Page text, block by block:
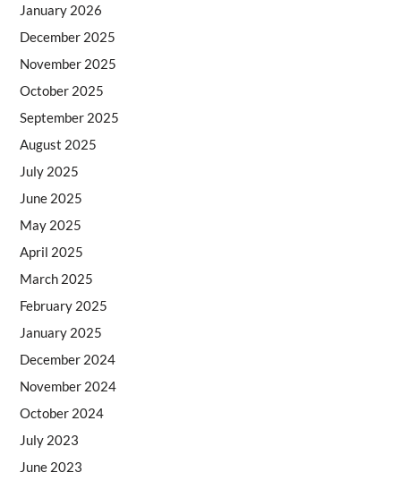
January 2026
December 2025
November 2025
October 2025
September 2025
August 2025
July 2025
June 2025
May 2025
April 2025
March 2025
February 2025
January 2025
December 2024
November 2024
October 2024
July 2023
June 2023